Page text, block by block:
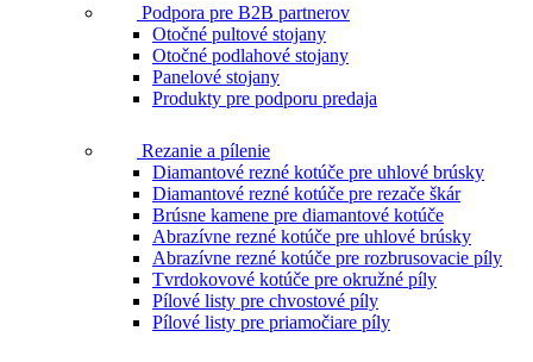
Podpora pre B2B partnerov
Otočné pultové stojany
Otočné podlahové stojany
Panelové stojany
Produkty pre podporu predaja
Rezanie a pílenie
Diamantové rezné kotúče pre uhlové brúsky
Diamantové rezné kotúče pre rezače škár
Brúsne kamene pre diamantové kotúče
Abrazívne rezné kotúče pre uhlové brúsky
Abrazívne rezné kotúče pre rozbrusovacie píly
Tvrdokovové kotúče pre okružné píly
Pílové listy pre chvostové píly
Pílové listy pre priamočiare píly